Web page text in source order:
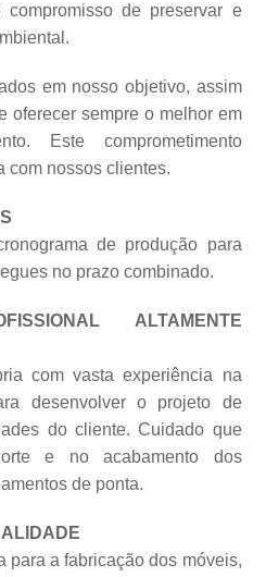
de preservar e
em nosso objetivo, assim
oferecer sempre o melhor em
Este comprometimento
com nossos clientes.
de produção para
no prazo combinado.
ALTAMENTE
com vasta experiência na
desenvolver o projeto de
do cliente. Cuidado que
e no acabamento dos
de ponta.
para a fabricação dos móveis,